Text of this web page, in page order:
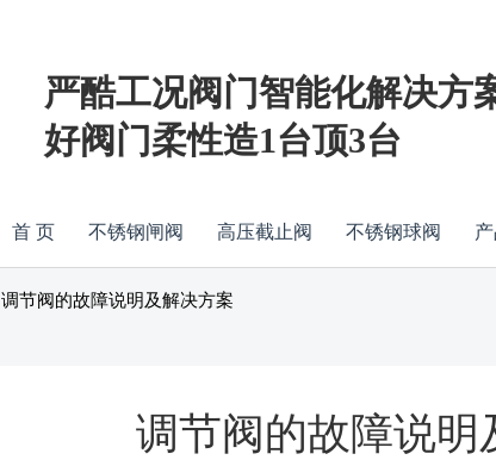
严酷工况阀门智能化解决方
好阀门柔性造1台顶3台
首 页 不锈钢闸阀 高压截止阀 不锈钢球阀
调节阀的故障说明及解决方案
调节阀的故障说明